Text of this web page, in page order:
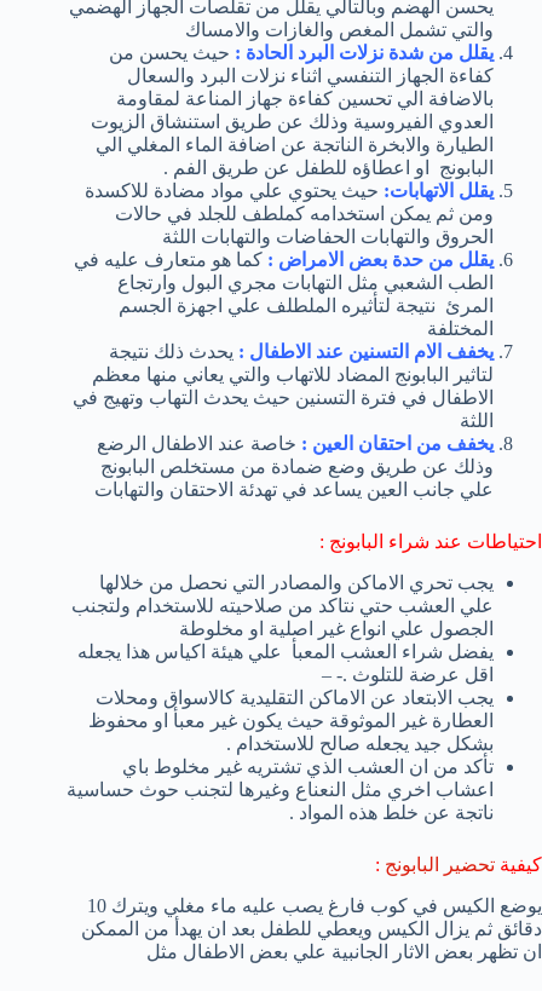
يحسن الهضم وبالتالي يقلل من تقلصات الجهاز الهضمي
والتي تشمل المغص والغازات والامساك
يقلل من شدة نزلات البرد الحادة : حيث يحسن من
كفاءة الجهاز التنفسي اثناء نزلات البرد والسعال
بالاضافة الي تحسين كفاءة جهاز المناعة لمقاومة
العدوي الفيروسية وذلك عن طريق استنشاق الزيوت
الطيارة والابخرة الناتجة عن اضافة الماء المغلي الي
البابونج او اعطاؤه للطفل عن طريق الفم .
يقلل الاتهابات: حيث يحتوي علي مواد مضادة للاكسدة
ومن ثم يمكن استخدامه كملطف للجلد في حالات
الحروق والتهابات الحفاضات والتهابات اللثة
يقلل من حدة بعض الامراض : كما هو متعارف عليه في
الطب الشعبي مثل التهابات مجري البول وارتجاع
المرئ نتيجة لتأثيره الملطلف علي اجهزة الجسم
المختلفة
يخفف الام التسنين عند الاطفال : يحدث ذلك نتيجة
لتاثير البابونج المضاد للاتهاب والتي يعاني منها معظم
الاطفال في فترة التسنين حيث يحدث التهاب وتهيج في
اللثة
يخفف من احتقان العين : خاصة عند الاطفال الرضع
وذلك عن طريق وضع ضمادة من مستخلص البابونج
علي جانب العين يساعد في تهدئة الاحتقان والتهابات
احتياطات عند شراء البابونج :
يجب تحري الاماكن والمصادر التي نحصل من خلالها
علي العشب حتي نتاكد من صلاحيته للاستخدام ولتجنب
الجصول علي انواع غير اصلية او مخلوطة
يفضل شراء العشب المعبأ علي هيئة اكياس هذا يجعله
اقل عرضة للتلوث .- –
يجب الابتعاد عن الاماكن التقليدية كالاسواق ومحلات
العطارة غير الموثوقة حيث يكون غير معبأ او محفوظ
بشكل جيد يجعله صالح للاستخدام .
تأكد من ان العشب الذي تشتريه غير مخلوط باي
اعشاب اخري مثل النعناع وغيرها لتجنب حوث حساسية
ناتجة عن خلط هذه المواد .
كيفية تحضير البابونج :
يوضع الكيس في كوب فارغ يصب عليه ماء مغلي ويترك 10
دقائق ثم يزال الكيس ويعطي للطفل بعد ان يهدأ من الممكن
ان تظهر بعض الاثار الجانبية علي بعض الاطفال مثل